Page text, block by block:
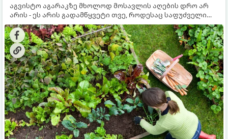
აგვისტო აგარაკზე მხოლოდ მოსავლის აღების დრო არ
არის - ეს არის გადამწყვეტი თვე, როდესაც საფუძველი
ეყრება მომავალი წლის მოსავალს და ბაღი მზადდება
შემოდგომა-ზამთრის სეზონისთვის. იმისათვის, რომ
ნიადაგმა ენერგია აღიდგინოს, ხოლო მცენარეებმა
ზამთარს გაუძლონ, აგვისტოს ბოლომდე 5
მნიშვნელოვანი საქმის გაკეთება უნდა მოასწროთ: